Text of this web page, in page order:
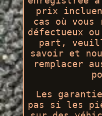
prix
cas où
défectueux
part,
savoir et
remplacer
Les
pas si les